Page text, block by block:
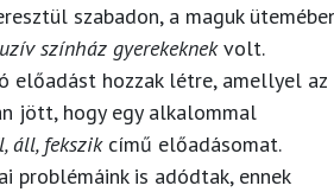
szabadon, a maguk
színház gyerekeknekvolt.
előadást hozzak létre, amellyel az
jött, hogy egy alkalommal
áll, fekszikcímű előadásomat.
problémáink is adódtak, ennek